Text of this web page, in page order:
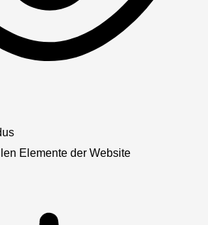
Elemente der Website